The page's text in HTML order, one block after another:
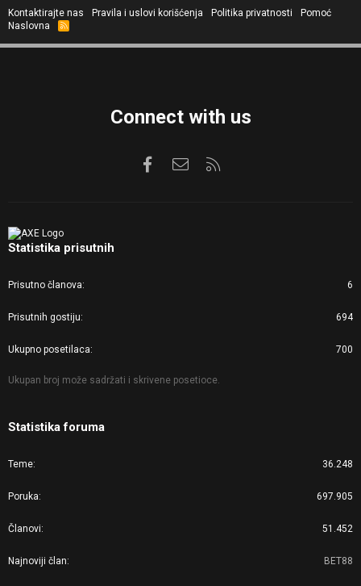
Kontaktirajte nas
Pravila i uslovi korišćenja Politika privatnosti
Pomoć
Naslovna
R
S
Connect with us
FacebookKontaktirajte nas
Statistika prisutnih
Prisutno članova 6
Prisutnih gostiju 694
Ukupno posetilaca 700
Ukupan broj može sadržati i skrivene posetioce.
Statistika foruma
Teme 36.248
Poruka 697.905
Članovi 51.452
Najnoviji član BET88